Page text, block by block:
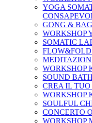
YOGA
GONG &
WORKSHOP
SOMATIC
WORKSHOP
SOUND BATH
CREA IL
WORKSHOP
SOULFUL
CONCERTO
WORKSHOP